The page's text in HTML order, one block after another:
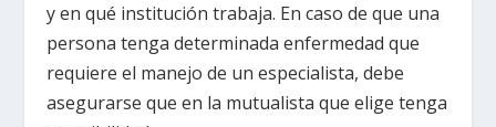
y en qué institución trabaja. En caso de que una
persona tenga determinada enfermedad que
requiere el manejo de un especialista, debe
asegurarse que en la mutualista que elige tenga